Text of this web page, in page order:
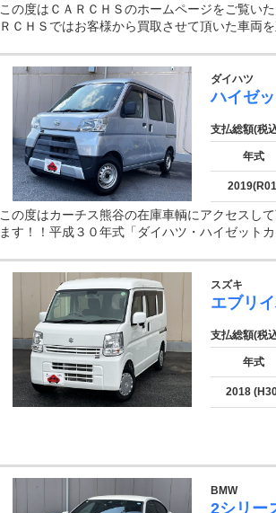
この度はＣＡＲＣＨＳのホームページをご覧い
ＲＣＨＳではお客様から買取させて頂いた車両
ダイハツ
ハイゼ
支払総額(税
年式
この度はカーチス熊谷の在庫車輌にアクセスし
ます！！平成３０年式「ダイハツ・ハイゼット
スズキ
エブリ
支払総額(税
年式
2018
BMW
2シリー